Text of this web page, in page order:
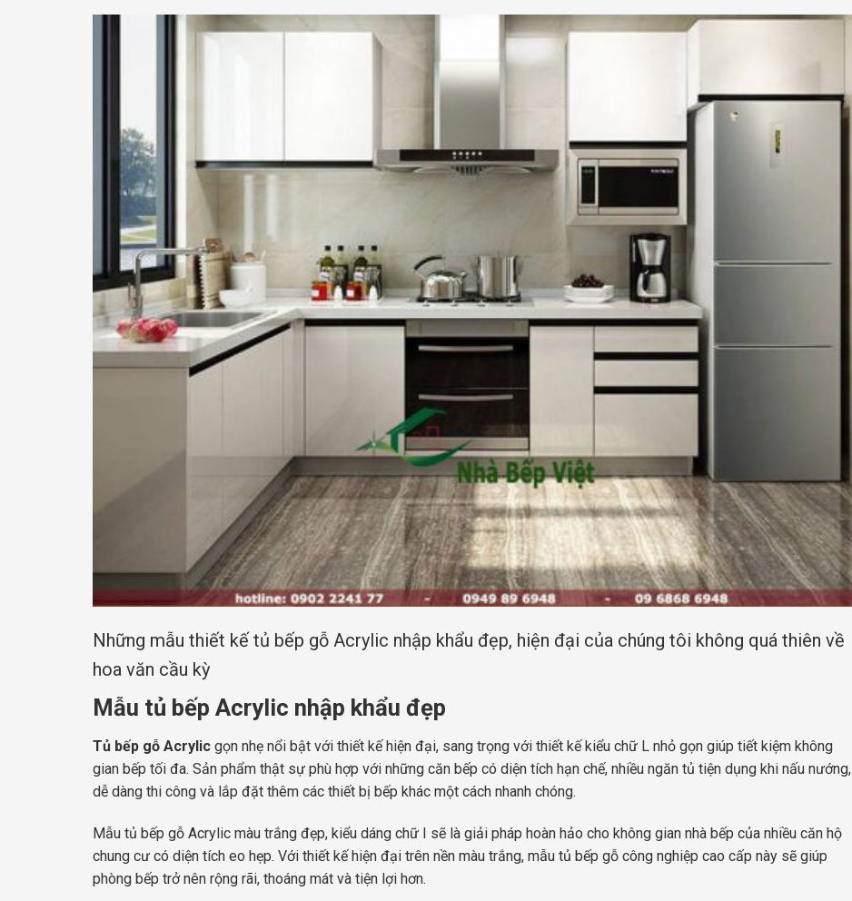
Những mẫu thiết kế tủ bếp gỗ Acrylic nhập khẩu đẹp, hiện đại của chúng tôi không quá thiên về
hoa văn cầu kỳ
Mẫu tủ bếp Acrylic nhập khẩu đẹp
Tủ bếp gỗ Acrylic gọn nhẹ nổi bật với thiết kế hiện đại, sang trọng với thiết kế kiểu chữ L nhỏ gọn giúp tiết kiệm không
gian bếp tối đa. Sản phẩm thật sự phù hợp với những căn bếp có diện tích hạn chế, nhiều ngăn tủ tiện dụng khi nấu nướng,
dễ dàng thi công và lắp đặt thêm các thiết bị bếp khác một cách nhanh chóng.
Mẫu tủ bếp gỗ Acrylic màu trắng đẹp, kiểu dáng chữ I sẽ là giải pháp hoàn hảo cho không gian nhà bếp của nhiều căn hộ
chung cư có diện tích eo hẹp. Với thiết kế hiện đại trên nền màu trắng, mẫu tủ bếp gỗ công nghiệp cao cấp này sẽ giúp
phòng bếp trở nên rộng rãi, thoáng mát và tiện lợi hơn.